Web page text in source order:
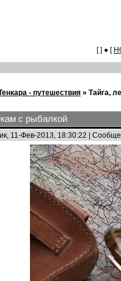
[ ] ● [
- путешествия » Тайга,
с рыбалкой
11-Фев-2013, 18:30:22 |